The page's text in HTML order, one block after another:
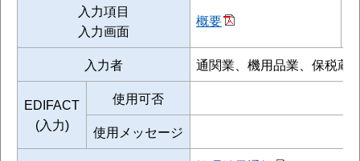
入力項目
入力画面
概要
入力者 通関業、機用品業、保税蔵
EDIFACT
(入力)
使用可否
使用メッセージ